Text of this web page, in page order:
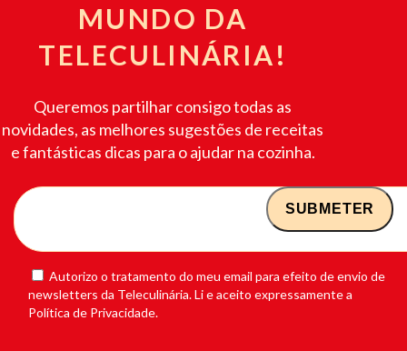
MUNDO DA
TELECULINÁRIA!
Queremos partilhar consigo todas as
novidades, as melhores sugestões de receitas
e fantásticas dicas para o ajudar na cozinha.
Autorizo o tratamento do meu email para efeito de envio de
newsletters da Teleculinária. Li e aceito expressamente a
Política de Privacidade.